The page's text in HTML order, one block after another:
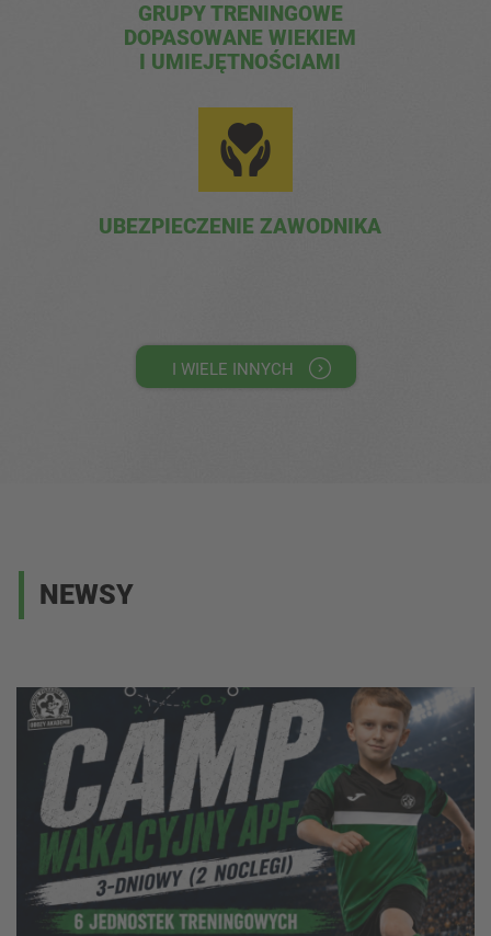
GRUPY TRENINGOWE
DOPASOWANE WIEKIEM
I UMIEJĘTNOŚCIAMI
UBEZPIECZENIE ZAWODNIKA
I WIELE INNYCH
NEWSY